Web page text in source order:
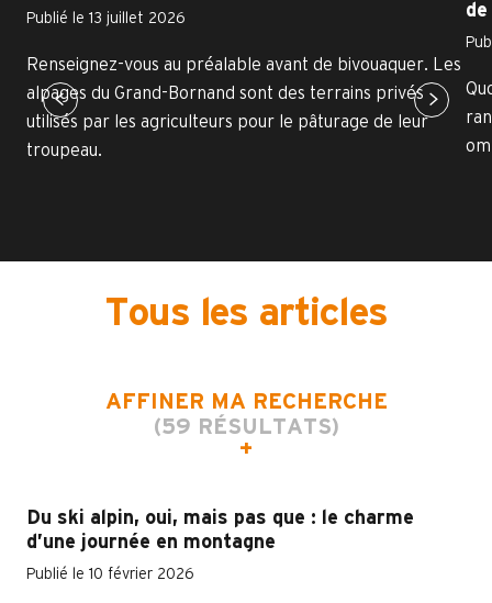
Publié le 13 juillet 2026
Renseignez-vous au préalable avant de bivouaquer. Les
alpages du Grand-Bornand sont des terrains privés
utilisés par les agriculteurs pour le pâturage de leur
troupeau.
Tous les articles
AFFINER MA RECHERCHE
(59 RÉSULTATS)
Du ski alpin, oui, mais pas que : le charme
d’une journée en montagne
Publié le 10 février 2026